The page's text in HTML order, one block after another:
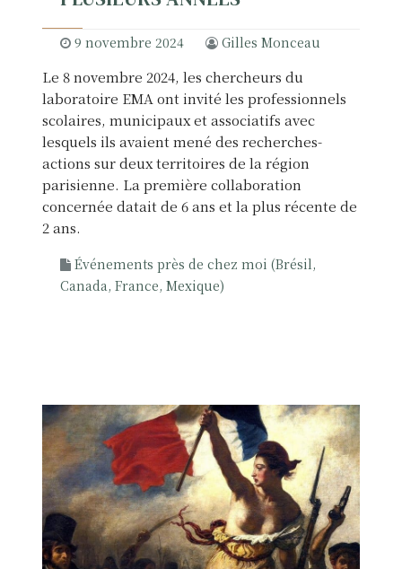
r
u
t
r
a
v
a
i
a
r
C
o
r
i
n
n
9 novembre 2024 Gilles Monceau
Le 8 novembre 2024, les chercheurs du
laboratoire EMA ont invité les professionnels
scolaires, municipaux et associatifs avec
lesquels ils avaient mené des recherches-
actions sur deux territoires de la région
parisienne. La première collaboration
concernée datait de 6 ans et la plus récente de
2 ans.
Événements près de chez moi (Brésil,
Canada, France, Mexique)